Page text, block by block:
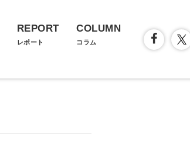
REPORT
レポート
COLUMN
コラム